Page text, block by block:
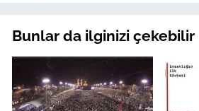
Bunlar da ilginizi çekebilir